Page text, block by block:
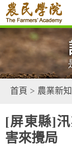
首頁 > 農業新知
[屏東縣]
害來攪局